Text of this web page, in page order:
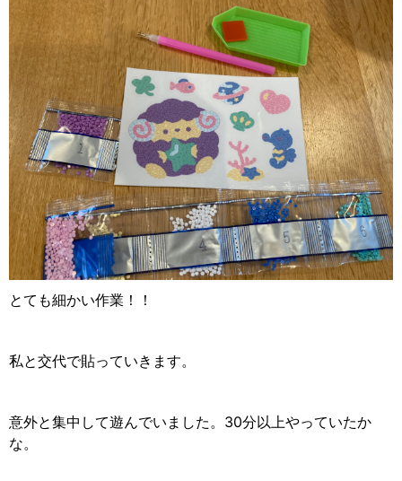
とても細かい作業！！
私と交代で貼っていきます。
意外と集中して遊んでいました。30分以上やっていたか
な。